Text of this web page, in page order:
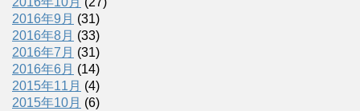
2016年9月 (31)
2016年8月 (33)
2016年7月 (31)
2016年6月 (14)
2015年11月 (4)
2015年10月 (6)